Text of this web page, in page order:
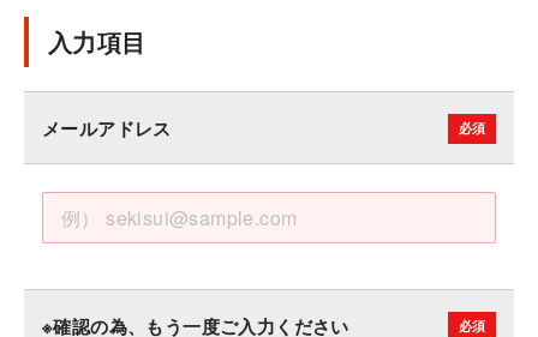
入力項目
メールアドレス
※確認の為、もう一度ご入力ください